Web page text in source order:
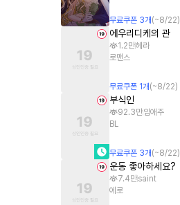
무료쿠폰 3개 (~8/22)
에우리디케의 관
1.2만헤라
로맨스
무료쿠폰 1개 (~8/22)
부식인
92.3만임애주
BL
무료쿠폰 3개 (~8/22)
운동 좋아하세요?
7.4만saint
에로